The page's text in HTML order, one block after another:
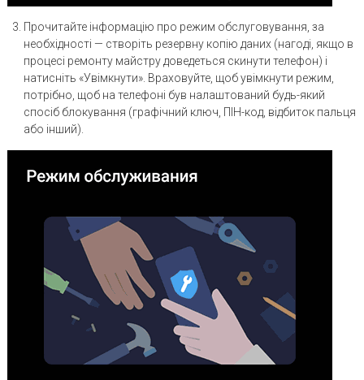
Прочитайте інформацію про режим обслуговування, за
необхідності — створіть резервну копію даних (нагоді, якщо в
процесі ремонту майстру доведеться скинути телефон) і
натисніть «Увімкнути». Враховуйте, щоб увімкнути режим,
потрібно, щоб на телефоні був налаштований будь-який
спосіб блокування (графічний ключ, ПІН-код, відбиток пальця
або інший).